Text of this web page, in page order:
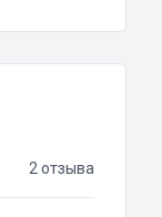
2 отзыва